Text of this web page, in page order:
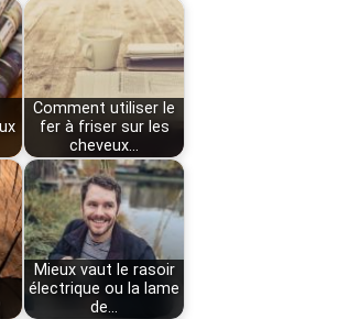
Comment utiliser le
fer à friser sur les
cheveux…
Mieux vaut le rasoir
électrique ou la lame
de…